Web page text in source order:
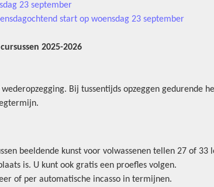
23 september
start op woensdag 23 september
2025-2026
Bij tussentijds opzeggen gedurende
beeldende kunst voor volwassenen tellen 27 of
is. U kunt ook gratis een proefles volgen.
of per automatische incasso in termijnen.